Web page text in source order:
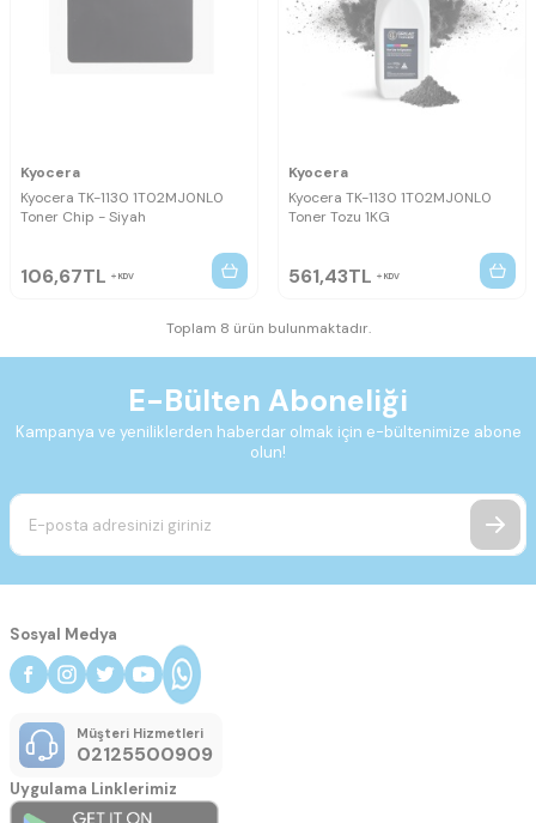
Kyocera
Kyocera TK-1130 1T02MJ0NL0
Toner Chip - Siyah
106,67TL KDV
Kyocera
Kyocera TK-1130 1T02MJ0NL0
Toner Tozu 1KG
561,43TL KDV
Toplam 8 ürün bulunmaktadır.
E-Bülten Aboneliği
Kampanya ve yeniliklerden haberdar olmak için e-bültenimize abone
olun!
Sosyal Medya
Müşteri Hizmetleri
02125500909
Uygulama Linklerimiz